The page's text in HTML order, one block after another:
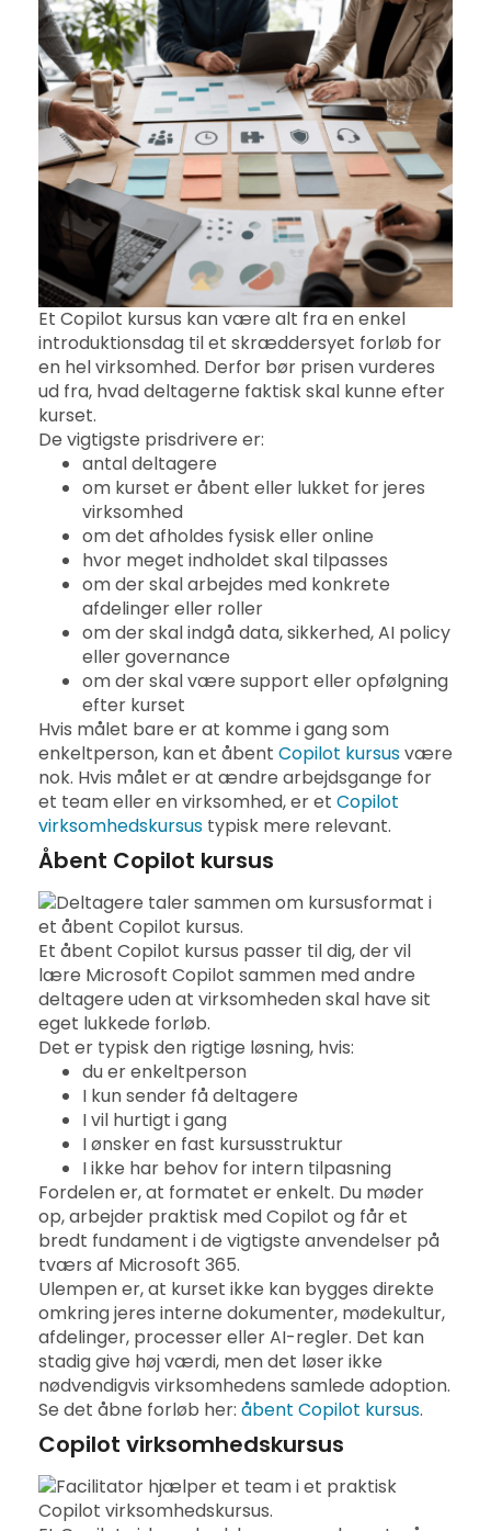
Et Copilot kursus kan være alt fra en enkel
introduktionsdag til et skræddersyet forløb for
en hel virksomhed. Derfor bør prisen vurderes
ud fra, hvad deltagerne faktisk skal kunne efter
kurset.
De vigtigste prisdrivere er:
antal deltagere
om kurset er åbent eller lukket for jeres
virksomhed
om det afholdes fysisk eller online
hvor meget indholdet skal tilpasses
om der skal arbejdes med konkrete
afdelinger eller roller
om der skal indgå data, sikkerhed, AI policy
eller governance
om der skal være support eller opfølgning
efter kurset
Hvis målet bare er at komme i gang som
enkeltperson, kan et åbent Copilot kursusvære
nok. Hvis målet er at ændre arbejdsgange for
et team eller en virksomhed, er et Copilot
virksomhedskursus typisk mere relevant.
Åbent Copilot kursus
Et åbent Copilot kursus passer til dig, der vil
lære Microsoft Copilot sammen med andre
deltagere uden at virksomheden skal have sit
eget lukkede forløb.
Det er typisk den rigtige løsning, hvis:
du er enkeltperson
I kun sender få deltagere
I vil hurtigt i gang
I ønsker en fast kursusstruktur
I ikke har behov for intern tilpasning
Fordelen er, at formatet er enkelt. Du møder
op, arbejder praktisk med Copilot og får et
bredt fundament i de vigtigste anvendelser på
tværs af Microsoft 365.
Ulempen er, at kurset ikke kan bygges direkte
omkring jeres interne dokumenter, mødekultur,
afdelinger, processer eller AI-regler. Det kan
stadig give høj værdi, men det løser ikke
nødvendigvis virksomhedens samlede adoption.
Se det åbne forløb her: åbent Copilot kursus.
Copilot virksomhedskursus